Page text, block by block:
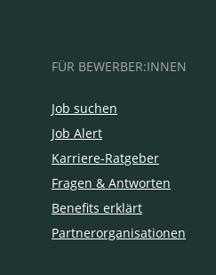
FÜR BEWERBER:INNEN
Job suchen
Job Alert
Karriere-Ratgeber
Fragen & Antworten
Benefits erklärt
Partnerorganisationen